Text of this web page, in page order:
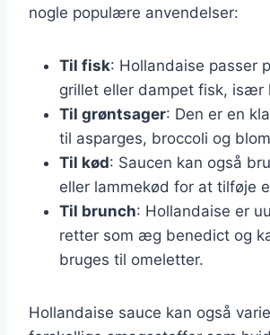
nogle populære anvendelser:
Til fisk: Hollandaise passer
grillet eller dampet fisk, især
Til grøntsager: Den er en
til asparges, broccoli og
Til kød: Saucen kan også
eller lammekød for at tilføje
Til brunch: Hollandaise er
retter som æg benedict og
bruges til omeletter.
Hollandaise sauce kan også